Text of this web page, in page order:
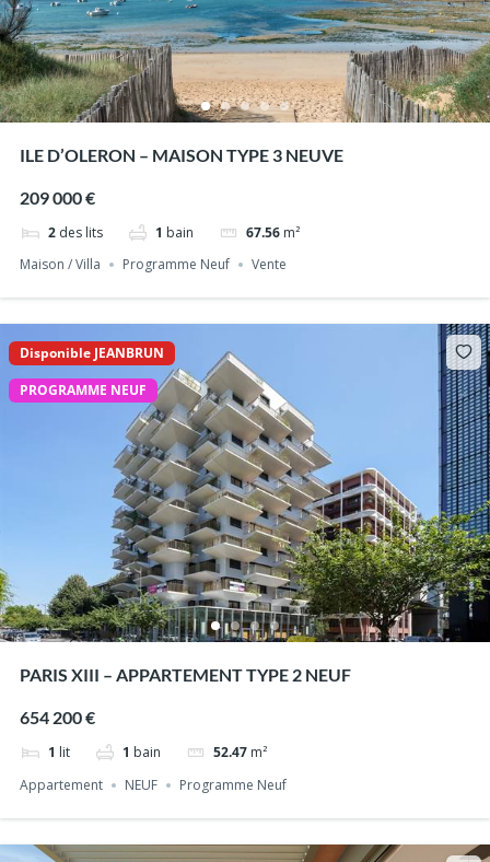
ILE D’OLERON – MAISON TYPE 3 NEUVE
209 000 €
2 des lits 1 bain 67.56 m²
Maison / Villa
Programme Neuf Vente
Disponible JEANBRUN
PROGRAMME NEUF
PARIS XIII – APPARTEMENT TYPE 2 NEUF
654 200 €
1 lit 1 bain 52.47 m²
Appartement
NEUF Programme Neuf